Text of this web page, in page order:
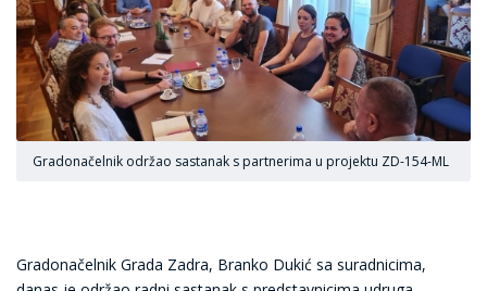
Gradonačelnik održao sastanak s partnerima u projektu ZD-154-ML
Gradonačelnik Grada Zadra, Branko Dukić sa suradnicima,